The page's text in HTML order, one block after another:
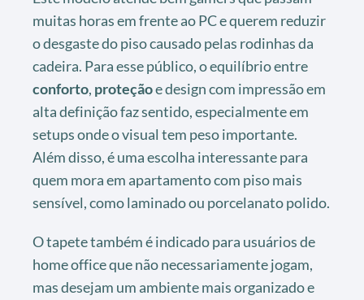
muitas horas em frente ao PC e querem reduzir
o desgaste do piso causado pelas rodinhas da
cadeira. Para esse público, o equilíbrio entre
conforto, proteçãoe design com impressão em
alta definição faz sentido, especialmente em
setups onde o visual tem peso importante.
Além disso, é uma escolha interessante para
quem mora em apartamento com piso mais
sensível, como laminado ou porcelanato polido.
O tapete também é indicado para usuários de
home office que não necessariamente jogam,
mas desejam um ambiente mais organizado e